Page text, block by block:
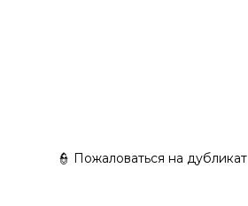
👮 Пожаловаться на дубликат